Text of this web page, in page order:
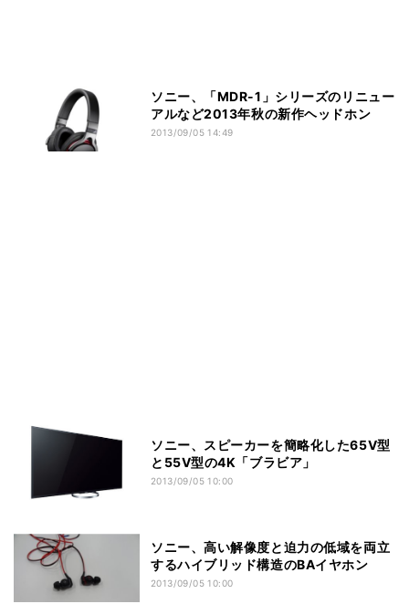
ソニー、「MDR-1」シリーズのリニュー
アルなど2013年秋の新作ヘッドホン
2013/09/05 14:49
ソニー、スピーカーを簡略化した65V型
と55V型の4K「ブラビア」
2013/09/05 10:00
ソニー、高い解像度と迫力の低域を両立
するハイブリッド構造のBAイヤホン
2013/09/05 10:00